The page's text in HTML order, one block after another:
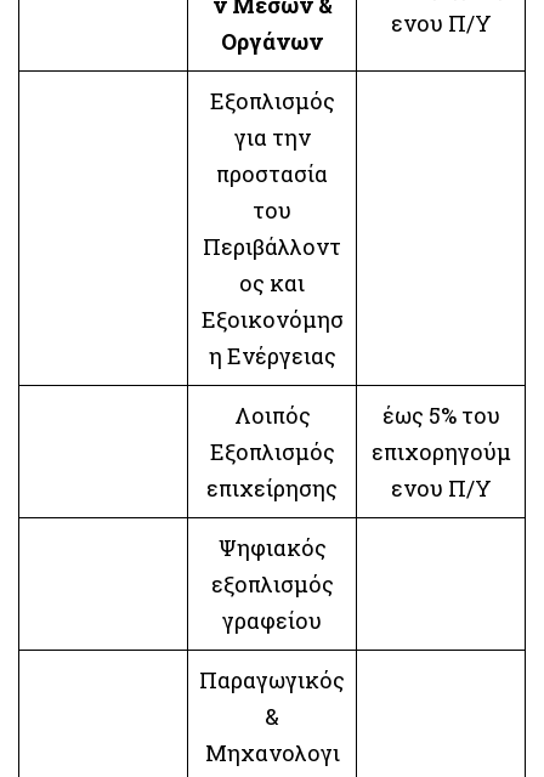
Οργάνων
ενου Π/Υ
Εξοπλισμός
για την
προστασία
του
Περιβάλλοντ
ος και
Εξοικονόμησ
η Ενέργειας
Λοιπός
Εξοπλισμός
επιχείρησης
έως 5% του
επιχορηγούμ
ενου Π/Υ
Ψηφιακός
εξοπλισμός
γραφείου
Παραγωγικός
&
Μηχανολογι